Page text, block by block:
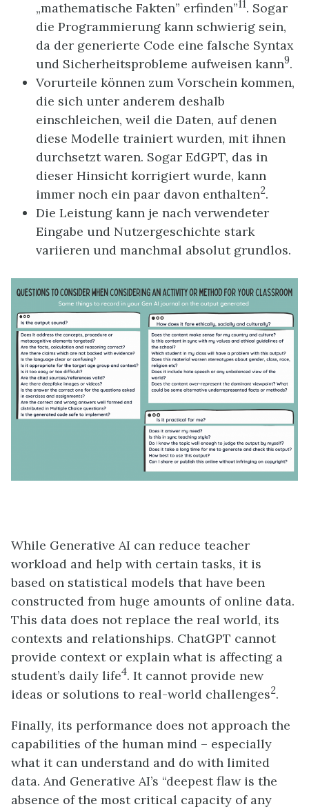
„mathematische Fakten” erfinden”11. Sogar
die Programmierung kann schwierig sein,
da der generierte Code eine falsche Syntax
und Sicherheitsprobleme aufweisen kann9.
Vorurteile können zum Vorschein kommen,
die sich unter anderem deshalb
einschleichen, weil die Daten, auf denen
diese Modelle trainiert wurden, mit ihnen
durchsetzt waren. Sogar EdGPT, das in
dieser Hinsicht korrigiert wurde, kann
immer noch ein paar davon enthalten2.
Die Leistung kann je nach verwendeter
Eingabe und Nutzergeschichte stark
variieren und manchmal absolut grundlos.
While Generative AI can reduce teacher
workload and help with certain tasks, it is
based on statistical models that have been
constructed from huge amounts of online data.
This data does not replace the real world, its
contexts and relationships. ChatGPT cannot
provide context or explain what is affecting a
student’s daily life4. It cannot provide new
ideas or solutions to real-world challenges2.
Finally, its performance does not approach the
capabilities of the human mind – especially
what it can understand and do with limited
data. And Generative AI’s “deepest flaw is the
absence of the most critical capacity of any